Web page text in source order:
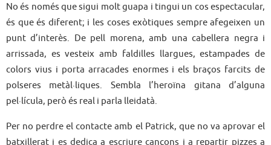
No és només que sigui molt guapa i tingui un cos espectacular,
és que és diferent; i les coses exòtiques sempre afegeixen un
punt d’interès. De pell morena, amb una cabellera negra i
arrissada, es vesteix amb faldilles llargues, estampades de
colors vius i porta arracades enormes i els braços farcits de
polseres metàl·liques. Sembla l’heroïna gitana d’alguna
pel·lícula, però és real i parla lleidatà.
Per no perdre el contacte amb el Patrick, que no va aprovar el
batxillerat i es dedica a escriure cançons i a repartir pizzes a